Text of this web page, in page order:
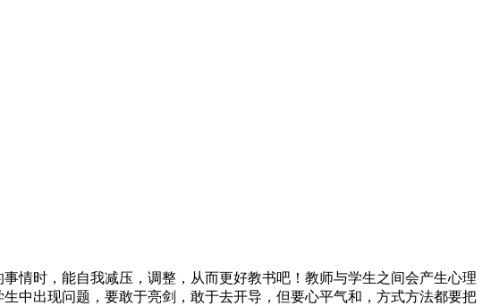
情时，能自我减压，调整，从而更好教书吧！教师与学生之间会产生心理
中出现问题，要敢于亮剑，敢于去开导，但要心平气和，方式方法都要把